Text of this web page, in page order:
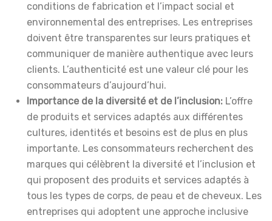
conditions de fabrication et l’impact social et
environnemental des entreprises. Les entreprises
doivent être transparentes sur leurs pratiques et
communiquer de manière authentique avec leurs
clients. L’authenticité est une valeur clé pour les
consommateurs d’aujourd’hui.
Importance de la diversité et de l’inclusion: L’offre
de produits et services adaptés aux différentes
cultures, identités et besoins est de plus en plus
importante. Les consommateurs recherchent des
marques qui célèbrent la diversité et l’inclusion et
qui proposent des produits et services adaptés à
tous les types de corps, de peau et de cheveux. Les
entreprises qui adoptent une approche inclusive